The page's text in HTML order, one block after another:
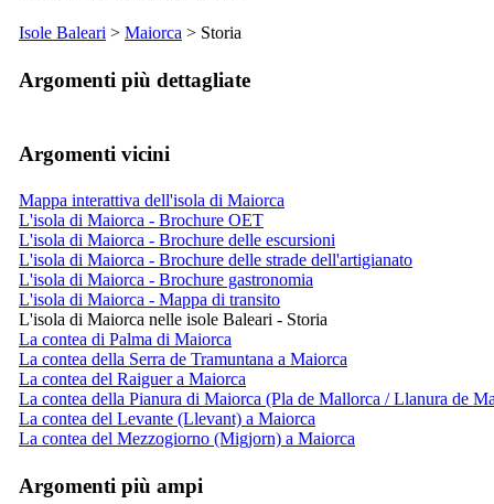
Isole Baleari > Maiorca > Storia
Argomenti più dettagliate
Argomenti vicini
Mappa interattiva dell'isola di Maiorca
L'isola di Maiorca - Brochure OET
L'isola di Maiorca - Brochure delle escursioni
L'isola di Maiorca - Brochure delle strade dell'artigianato
L'isola di Maiorca - Brochure gastronomia
L'isola di Maiorca - Mappa di transito
L'isola di Maiorca nelle isole Baleari - Storia
La contea di Palma di Maiorca
La contea della Serra de Tramuntana a Maiorca
La contea del Raiguer a Maiorca
La contea della Pianura di Maiorca (Pla de Mallorca / Llanura de
La contea del Levante (Llevant) a Maiorca
La contea del Mezzogiorno (Migjorn) a Maiorca
Argomenti più ampi